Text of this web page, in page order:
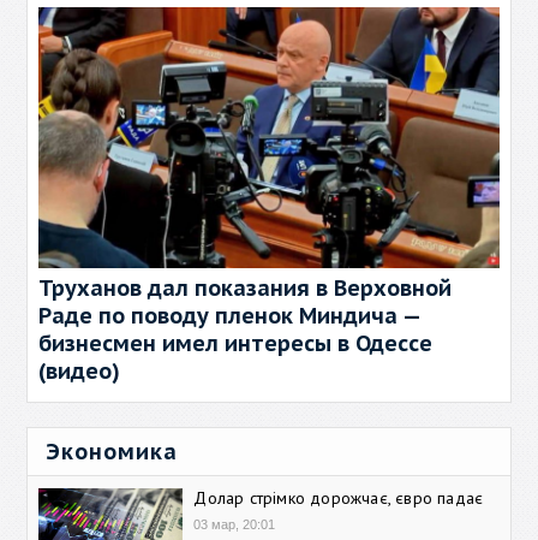
Труханов дал показания в Верховной
Раде по поводу пленок Миндича —
бизнесмен имел интересы в Одессе
(видео)
Экономика
Долар стрімко дорожчає, євро падає
03 мар, 20:01